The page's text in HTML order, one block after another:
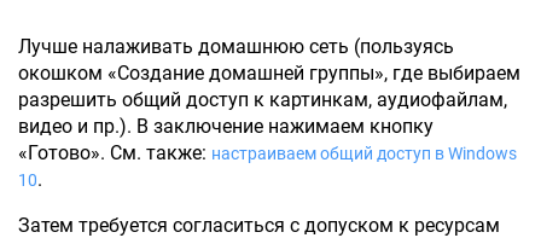
Лучше налаживать домашнюю сеть (пользуясь
окошком «Создание домашней группы», где выбираем
разрешить общий доступ к картинкам, аудиофайлам,
видео и пр.). В заключение нажимаем кнопку
«Готово». См. также: настраиваем общий доступ в Windows
10.
Затем требуется согласиться с допуском к ресурсам